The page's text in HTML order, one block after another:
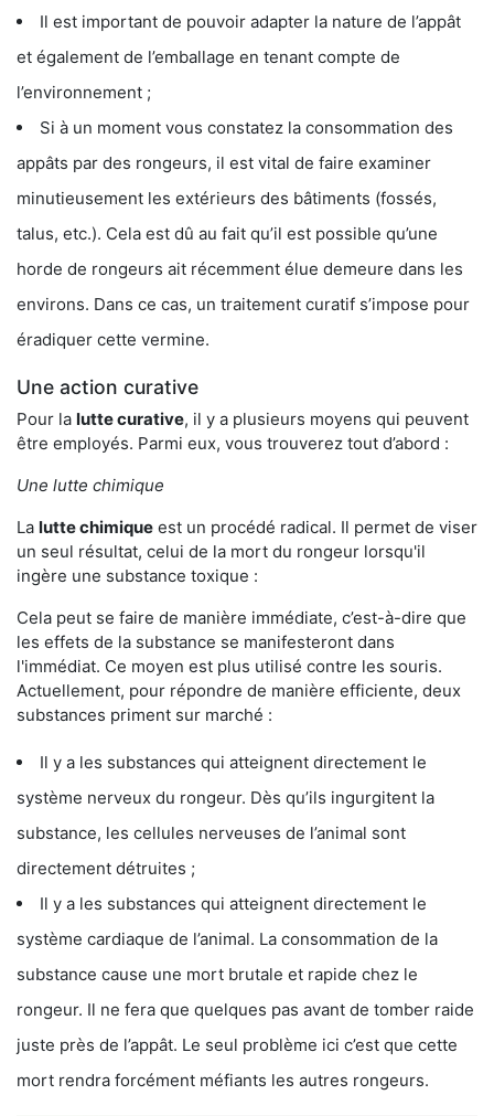
Il est important de pouvoir adapter la nature de l’appât
et également de l’emballage en tenant compte de
l’environnement ;
Si à un moment vous constatez la consommation des
appâts par des rongeurs, il est vital de faire examiner
minutieusement les extérieurs des bâtiments (fossés,
talus, etc.). Cela est dû au fait qu’il est possible qu’une
horde de rongeurs ait récemment élue demeure dans les
environs. Dans ce cas, un traitement curatif s’impose pour
éradiquer cette vermine.
Une action curative
Pour la lutte curative, il y a plusieurs moyens qui peuvent
être employés. Parmi eux, vous trouverez tout d’abord :
Une lutte chimique
La lutte chimique est un procédé radical. Il permet de viser
un seul résultat, celui de la mort du rongeur lorsqu'il
ingère une substance toxique :
Cela peut se faire de manière immédiate, c’est-à-dire que
les effets de la substance se manifesteront dans
l'immédiat. Ce moyen est plus utilisé contre les souris.
Actuellement, pour répondre de manière efficiente, deux
substances priment sur marché :
Il y a les substances qui atteignent directement le
système nerveux du rongeur. Dès qu’ils ingurgitent la
substance, les cellules nerveuses de l’animal sont
directement détruites ;
Il y a les substances qui atteignent directement le
système cardiaque de l’animal. La consommation de la
substance cause une mort brutale et rapide chez le
rongeur. Il ne fera que quelques pas avant de tomber raide
juste près de l’appât. Le seul problème ici c’est que cette
mort rendra forcément méfiants les autres rongeurs.